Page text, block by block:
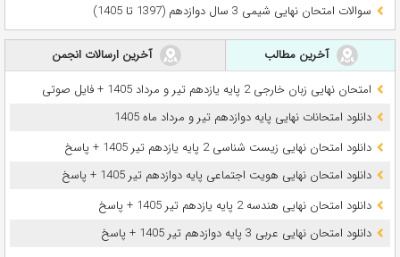
سوالات امتحان نهایی شیمی 3 سال دوازدهم (1397 تا 1405)
آخرین مطالب
آخرین ارسالات انجمن
امتحان نهایی زبان خارجی 2 پایه یازدهم تیر و مرداد 1405 + فایل صوتی
دانلود امتحانات نهایی پایه دوازدهم تیر و مرداد ماه 1405
دانلود امتحان نهایی زیست شناسی 2 پایه یازدهم تیر 1405 + پاسخ
دانلود امتحان نهایی هویت اجتماعی پایه دوازدهم تیر 1405 + پاسخ
دانلود امتحان نهایی هندسه 2 پایه یازدهم تیر 1405 + پاسخ
دانلود امتحان نهایی عربی 3 پایه دوازدهم تیر 1405 + پاسخ